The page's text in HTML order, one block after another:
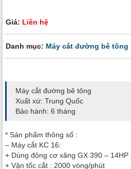
Giá: Liên hệ
Danh mục: Máy cắt đường bê tông
Máy cắt đường bê tông
Xuất xứ: Trung Quốc
Bảo hành: 6 tháng
* Sản phẩm thông số :
– Máy cắt KC 16:
+ Dùng động cơ xăng GX 390 –
+ Vận tốc cắt : 2000 vòng/phút